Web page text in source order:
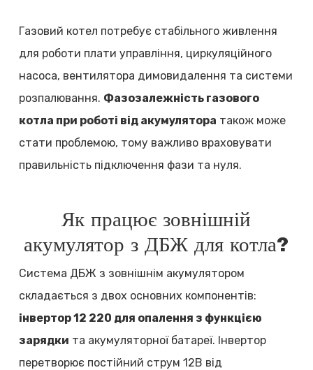
Газовий котел потребує стабільного живлення
для роботи плати управління, циркуляційного
насоса, вентилятора димовидалення та системи
розпалювання. Фазозалежність газового
котла при роботі від акумулятора також може
стати проблемою, тому важливо враховувати
правильність підключення фази та нуля.
Як працює зовнішній
акумулятор з ДБЖ для котла?
Система ДБЖ з зовнішнім акумулятором
складається з двох основних компонентів:
інвертор 12 220 для опалення з функцією
зарядки та акумуляторної батареї. Інвертор
перетворює постійний струм 12В від